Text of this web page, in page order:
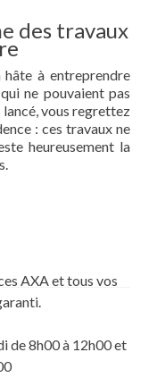
des travaux
à entreprendre
ne pouvaient pas
vous regrettez
: ces travaux ne
heureusement la
AXA et tous vos
de 8h00 à 12h00 et